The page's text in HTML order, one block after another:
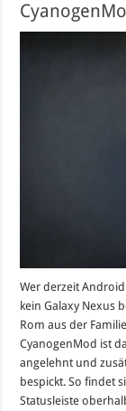
Wer derzeit
kein Galaxy Nexus
Rom aus der
CyanogenMod ist
angelehnt und
bespickt. So findet
Statusleiste